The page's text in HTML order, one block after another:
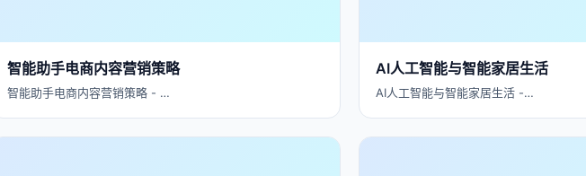
智能助手电商内容营销策略
智能助手电商内容营销策略 - …
AI人工智能与智能家居生活
AI人工智能与智能家居生活 -…